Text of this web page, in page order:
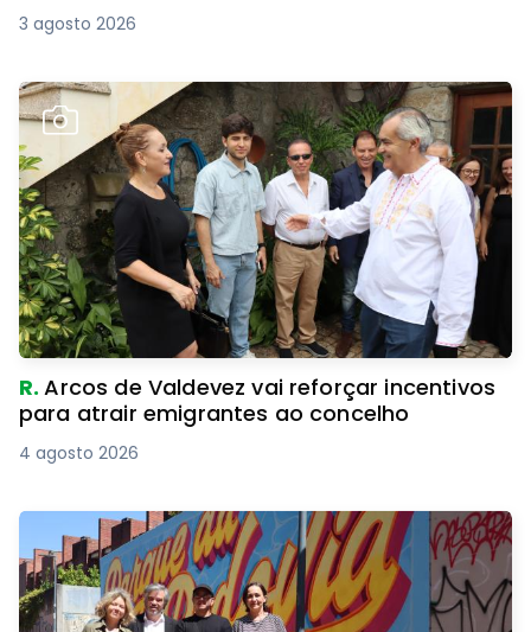
3 agosto 2026
R.Arcos de Valdevez vai reforçar incentivos
para atrair emigrantes ao concelho
4 agosto 2026